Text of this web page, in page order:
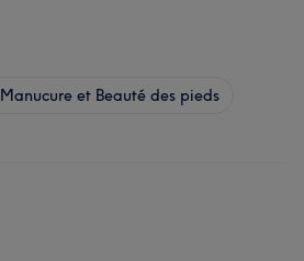
Manucure et Beauté des pieds